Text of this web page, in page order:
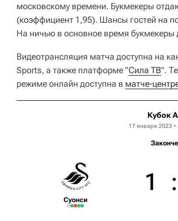
московскому времени. Букмекеры
(коэффициент 1,95). Шансы гостей на
На ничью в основное время букмекеры
Видеотрансляция матча доступна на
Sports, а также платформе "Сила ТВ".
режиме онлайн доступна в матче-
Кубок
17 января 2023
Суонси
1 :